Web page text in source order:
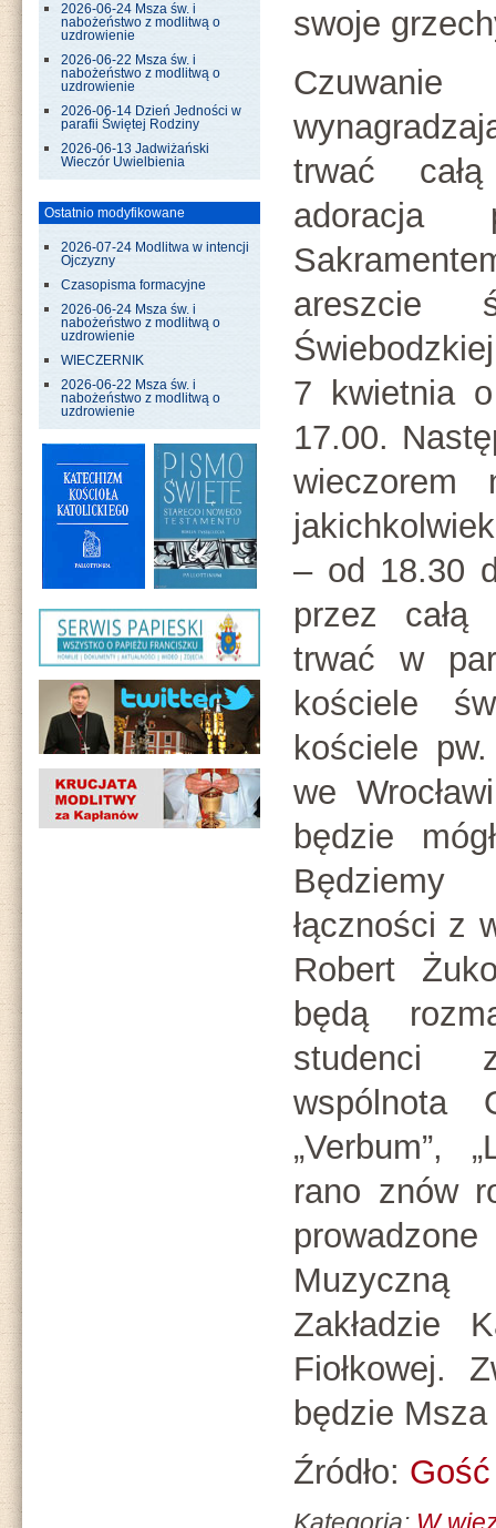
2026-06-24 Msza św. i
nabożeństwo z modlitwą o
uzdrowienie
2026-06-22 Msza św. i
nabożeństwo z modlitwą o
uzdrowienie
2026-06-14 Dzień Jedności w
parafii Świętej Rodziny
2026-06-13 Jadwiżański
Wieczór Uwielbienia
Ostatnio modyfikowane
2026-07-24 Modlitwa w intencji
Ojczyzny
Czasopisma formacyjne
2026-06-24 Msza św. i
nabożeństwo z modlitwą o
uzdrowienie
WIECZERNIK
2026-06-22 Msza św. i
nabożeństwo z modlitwą o
uzdrowienie
swoje
trwać
adoracja
areszcie
7 kwietnia
17.00.
wieczorem
– od 18.30
przez całą
trwać w
kościele
kościele
we
będzie
łączności z
Robert
będą
studenci
wspólnota
„Verbum”,
rano znów
Zakładzie
Fiołkowej.
będzie
Źródło: